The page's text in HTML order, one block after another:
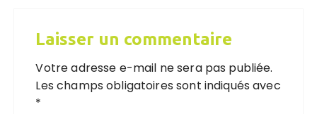
Laisser un commentaire
Votre adresse e-mail ne sera pas publiée.
Les champs obligatoires sont indiqués avec
*